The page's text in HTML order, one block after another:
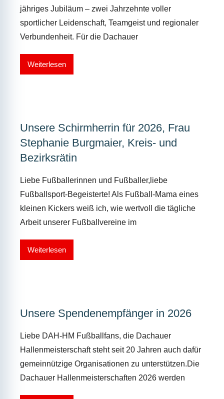
jähriges Jubiläum – zwei Jahrzehnte voller
sportlicher Leidenschaft, Teamgeist und regionaler
Verbundenheit. Für die Dachauer
Weiterlesen
Unsere Schirmherrin für 2026, Frau
Stephanie Burgmaier, Kreis- und
Bezirksrätin
Liebe Fußballerinnen und Fußballer,liebe
Fußballsport-Begeisterte! Als Fußball-Mama eines
kleinen Kickers weiß ich, wie wertvoll die tägliche
Arbeit unserer Fußballvereine im
Weiterlesen
Unsere Spendenempfänger in 2026
Liebe DAH-HM Fußballfans, die Dachauer
Hallenmeisterschaft steht seit 20 Jahren auch dafür
gemeinnützige Organisationen zu unterstützen.Die
Dachauer Hallenmeisterschaften 2026 werden